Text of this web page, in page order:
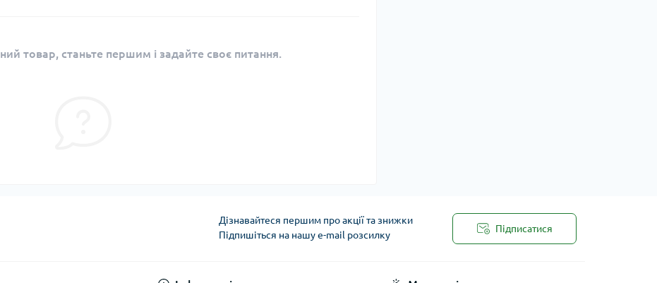
товар, станьте першим і задайте своє питання.
Дізнавайтеся першим про акції та знижки
Підпишіться на нашу e-mail розсилку
Підписатися